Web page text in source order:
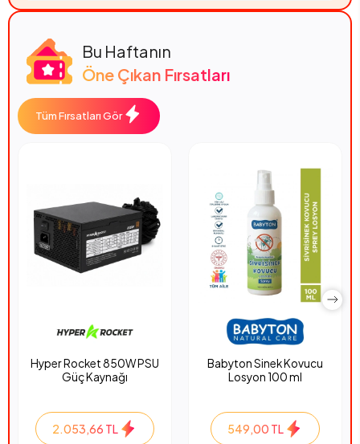
Bu Haftanın
Öne Çıkan Fırsatları
Tüm Fırsatları Gör
Hyper Rocket 850W PSU
Güç Kaynağı
2.053,66 TL
Babyton Sinek Kovucu
Losyon 100 ml
549,00 TL